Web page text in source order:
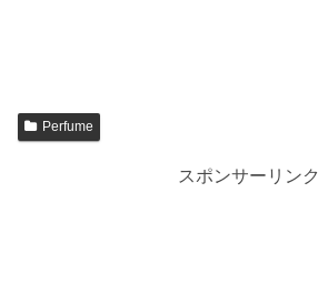
Perfume
スポンサーリンク